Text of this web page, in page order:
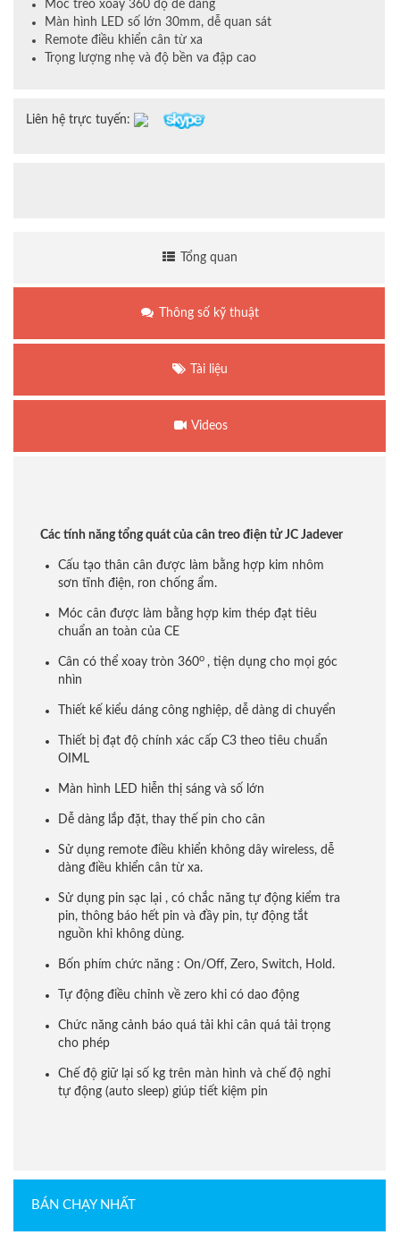
Móc treo xoay 360 độ dễ dàng
Màn hình LED số lớn 30mm, dễ quan sát
Remote điều khiển cân từ xa
Trọng lượng nhẹ và độ bền va đập cao
Liên hệ trực tuyến:
Tổng quan
Thông số kỹ thuật
Tài liệu
Videos
Các tính năng tổng quát của cân treo điện tử JC Jadever
Cấu tạo thân cân được làm bằng hợp kim nhôm
sơn tĩnh điện, ron chống ẩm.
Móc cân được làm bằng hợp kim thép đạt tiêu
chuẩn an toàn của CE
Cân có thể xoay tròn 360o , tiện dụng cho mọi góc
nhìn
Thiết kế kiểu dáng công nghiệp, dễ dàng di chuyển
Thiết bị đạt độ chính xác cấp C3 theo tiêu chuẩn
OIML
Màn hình LED hiễn thị sáng và số lớn
Dễ dàng lắp đặt, thay thế pin cho cân
Sử dụng remote điều khiển không dây wireless, dễ
dàng điều khiển cân từ xa.
Sử dụng pin sạc lại , có chắc năng tự động kiểm tra
pin, thông báo hết pin và đầy pin, tự động tắt
nguồn khi không dùng.
Bốn phím chức năng : On/Off, Zero, Switch, Hold.
Tự động điều chỉnh về zero khi có dao động
Chức năng cảnh báo quá tải khi cân quá tải trọng
cho phép
Chế độ giữ lại số kg trên màn hình và chế độ nghỉ
tự động (auto sleep) giúp tiết kiệm pin
BÁN CHẠY NHẤT